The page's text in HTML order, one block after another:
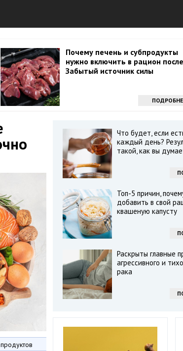
Почему печень и субпродукты
нужно включить в рацион
Забытый источник силы
Что будет, если
каждый день?
такой, как вы
Топ-5 причин,
добавить в свой
квашеную капусту
Раскрыты главные
агрессивного и
рака